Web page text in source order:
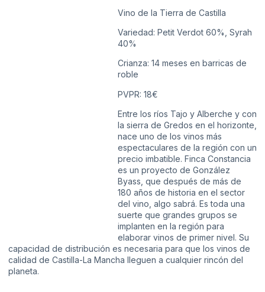
Vino de la Tierra de Castilla
Variedad: Petit Verdot 60%, Syrah
40%
Crianza: 14 meses en barricas de
roble
PVPR: 18€
Entre los ríos Tajo y Alberche y con
la sierra de Gredos en el horizonte,
nace uno de los vinos más
espectaculares de la región con un
precio imbatible. Finca Constancia
es un proyecto de González
Byass, que después de más de
180 años de historia en el sector
del vino, algo sabrá. Es toda una
suerte que grandes grupos se
implanten en la región para
elaborar vinos de primer nivel. Su
capacidad de distribución es necesaria para que los vinos de
calidad de Castilla-La Mancha lleguen a cualquier rincón del
planeta.